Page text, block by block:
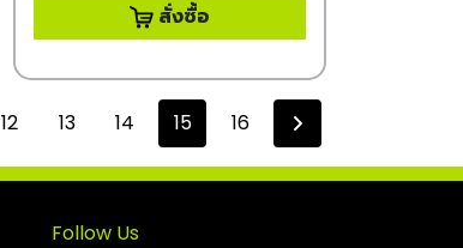
สั่งซื้อ
12 13 14 15 16
Follow Us